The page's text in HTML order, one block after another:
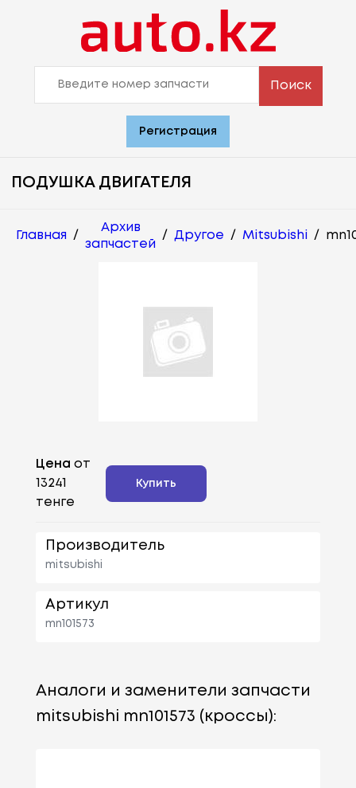
Поиск
Регистрация
ПОДУШКА ДВИГАТЕЛЯ
Главная /
Архив
запчастей
/ Другое / Mitsubishi /
Цена от
13241
тенге
Купить
Производитель
mitsubishi
Артикул
mn101573
Аналоги и заменители запчасти
mitsubishi mn101573 (кроссы):